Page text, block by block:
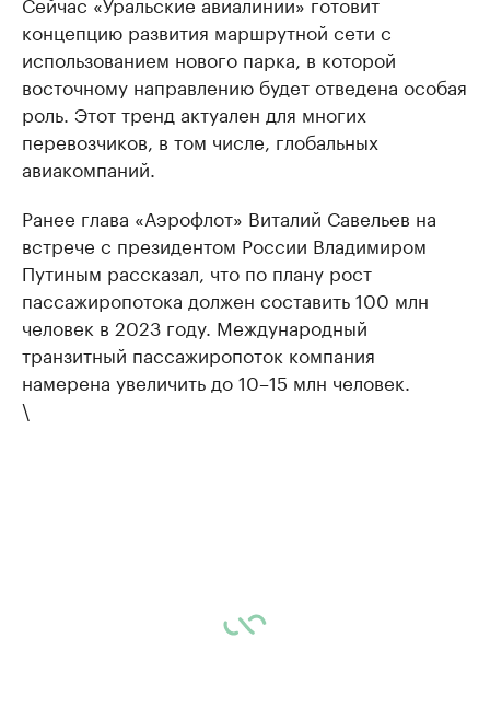
концепцию развития маршрутной сети с
использованием нового парка, в которой
восточному направлению будет отведена особая
роль. Этот тренд актуален для многих
перевозчиков, в том числе, глобальных
авиакомпаний.
Ранее глава «Аэрофлот» Виталий Савельев на
встрече с президентом России Владимиром
Путиным рассказал, что по плану рост
пассажиропотока должен составить 100 млн
человек в 2023 году. Международный
транзитный пассажиропоток компания
намерена увеличить до 10–15 млн человек.
\